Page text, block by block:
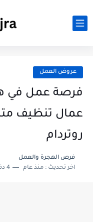
عروض العمل
عمال تنظيف
روتردام
فرص الهجرة والعمل
اخر تحديث :منذ عام 4 دقائق للقراءة